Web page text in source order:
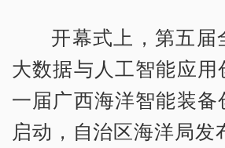
开幕式上，第五届
大数据与人工智能应用
一届广西海洋智能装备
启动，自治区海洋局发